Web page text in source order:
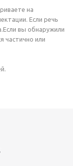
на
Если речь
вы обнаружили
частично или